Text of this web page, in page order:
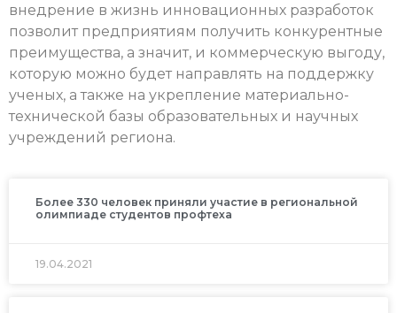
внедрение в жизнь инновационных разработок
позволит предприятиям получить конкурентные
преимущества, а значит, и коммерческую выгоду,
которую можно будет направлять на поддержку
ученых, а также на укрепление материально-
технической базы образовательных и научных
учреждений региона.
Более 330 человек приняли участие в региональной
олимпиаде студентов профтеха
19.04.2021